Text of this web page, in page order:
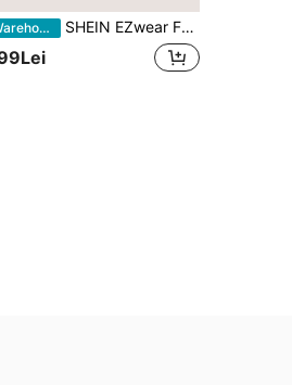
EU Warehouse SHEIN EZwear Fustă de damă din plasă neagră cu imprimeu de inimă și coadă de pește de Ziua Îndrăgostiților